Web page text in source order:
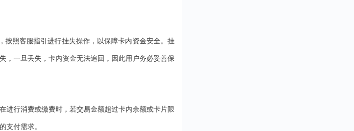
按照客服指引进行挂失操作，以保障卡内资金安全。挂
，一旦丢失，卡内资金无法追回，因此用户务必妥善保
进行消费或缴费时，若交易金额超过卡内余额或卡片限
支付需求。